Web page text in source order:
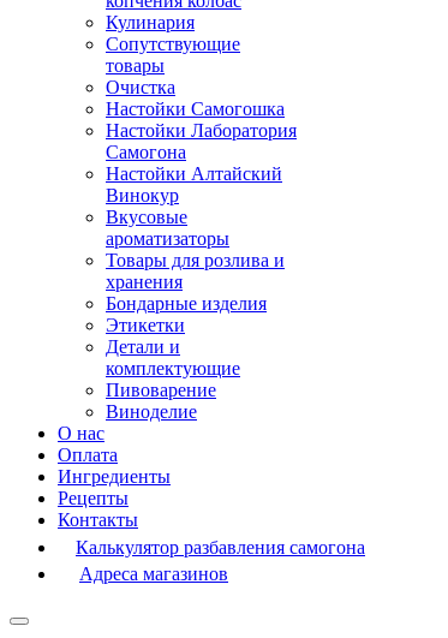
Кулинария
Сопутствующие
товары
Очистка
Настойки Самогошка
Настойки Лаборатория
Самогона
Настойки Алтайский
Винокур
Вкусовые
ароматизаторы
Товары для розлива и
хранения
Бондарные изделия
Этикетки
Детали и
комплектующие
Пивоварение
Виноделие
О нас
Оплата
Ингредиенты
Рецепты
Контакты
Калькулятор разбавления самогона
Адреса магазинов